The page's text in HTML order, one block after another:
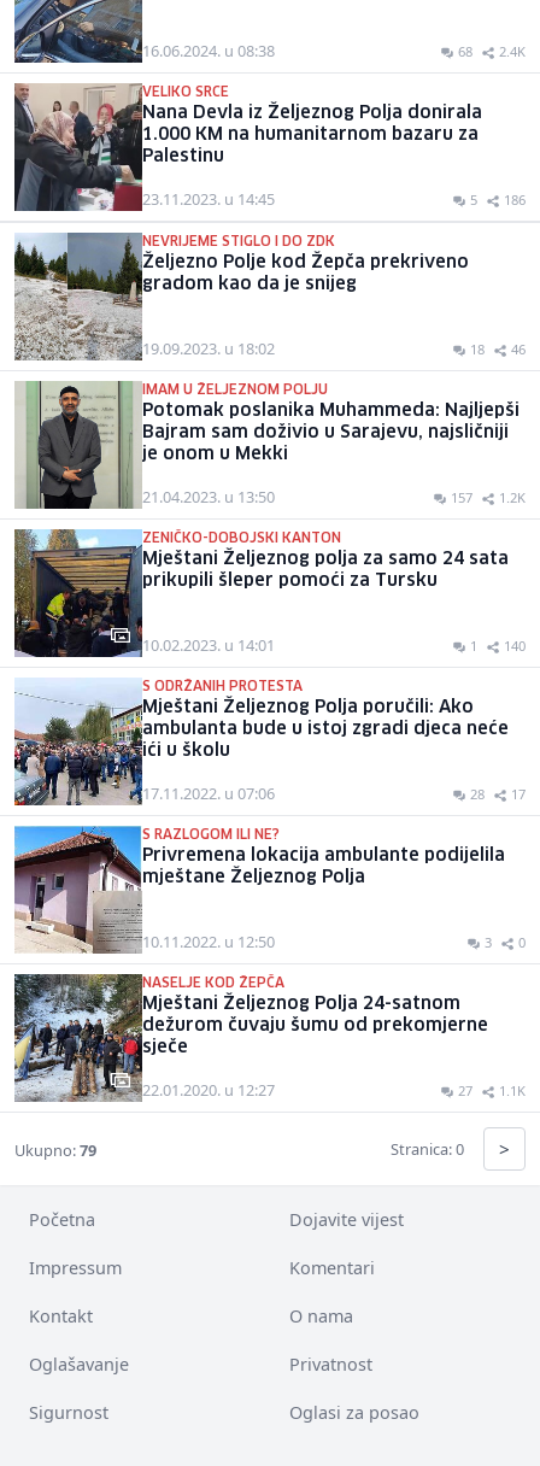
16.06.2024. u 08:38 68 2.4K
VELIKO SRCE
Nana Devla iz Željeznog Polja donirala
1.000 KM na humanitarnom bazaru za
Palestinu
23.11.2023. u 14:45 5 186
NEVRIJEME STIGLO I DO ZDK
Željezno Polje kod Žepča prekriveno
gradom kao da je snijeg
19.09.2023. u 18:02 18 46
IMAM U ŽELJEZNOM POLJU
Potomak poslanika Muhammeda: Najljepši
Bajram sam doživio u Sarajevu, najsličniji
je onom u Mekki
21.04.2023. u 13:50 157 1.2K
ZENIČKO-DOBOJSKI KANTON
Mještani Željeznog polja za samo 24 sata
prikupili šleper pomoći za Tursku
10.02.2023. u 14:01 1 140
S ODRŽANIH PROTESTA
Mještani Željeznog Polja poručili: Ako
ambulanta bude u istoj zgradi djeca neće
ići u školu
17.11.2022. u 07:06 28 17
S RAZLOGOM ILI NE?
Privremena lokacija ambulante podijelila
mještane Željeznog Polja
10.11.2022. u 12:50 3 0
NASELJE KOD ŽEPČA
Mještani Željeznog Polja 24-satnom
dežurom čuvaju šumu od prekomjerne
sječe
22.01.2020. u 12:27 27 1.1K
Ukupno:79 Stranica: 0 >
Početna Dojavite vijest
Impressum Komentari
Kontakt O nama
Oglašavanje Privatnost
Sigurnost Oglasi za posao